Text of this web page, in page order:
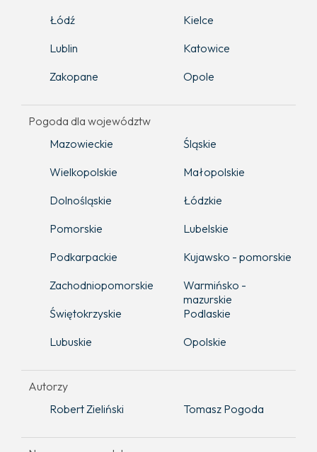
Łódź
Kielce
Lublin
Katowice
Zakopane
Opole
Pogoda dla województw
Mazowieckie
Śląskie
Wielkopolskie
Małopolskie
Dolnośląskie
Łódzkie
Pomorskie
Lubelskie
Podkarpackie
Kujawsko - pomorskie
Zachodniopomorskie
Warmińsko -
mazurskie
Świętokrzyskie
Podlaskie
Lubuskie
Opolskie
Autorzy
Robert Zieliński
Tomasz Pogoda